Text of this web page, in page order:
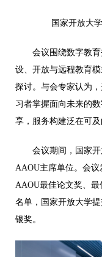
国家开放大
会议围绕数字教
设、开放与远程教育
探讨。与会专家认为
习者掌握面向未来的
享，服务构建泛在可及
会议期间，国家开
AAOU主席单位。会
AAOU最佳论文奖、
名单，国家开放大学
银奖。